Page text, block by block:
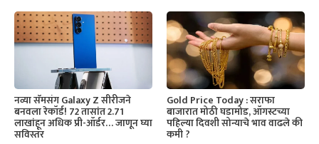
नव्या सॅमसंग Galaxy Z सीरीजने
बनवला रेकॉर्ड! 72 तासांत 2.71
लाखांहून अधिक प्री-ऑर्डर… जाणून घ्या
सविस्तर
Gold Price Today : सराफा
बाजारात मोठी घडामोड, ऑगस्टच्या
पहिल्या दिवशी सोन्याचे भाव वाढले की
कमी ?